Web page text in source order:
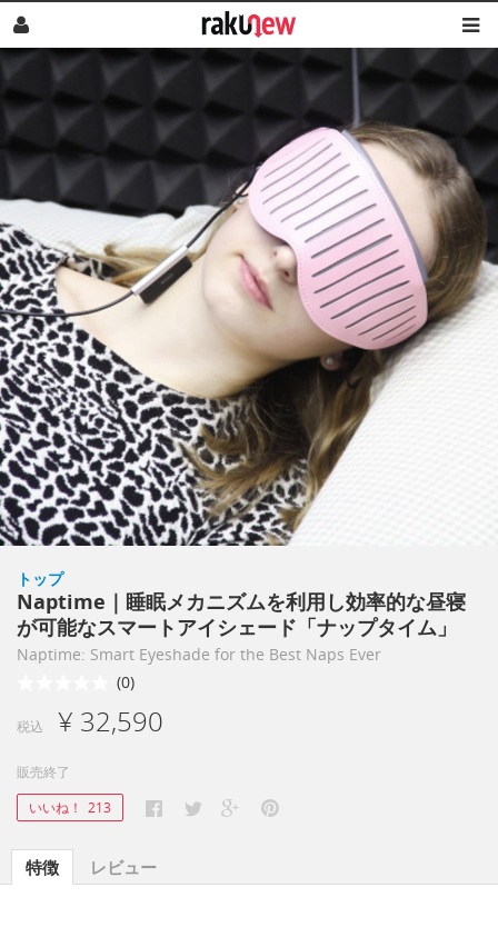
トップ
Naptime｜睡眠メカニズムを利用し効率的な昼寝
が可能なスマートアイシェード「ナップタイム」
Naptime: Smart Eyeshade for the Best Naps Ever
(0)
税込 ¥ 32,590
販売終了
いいね！ 213
特徴 レビュー